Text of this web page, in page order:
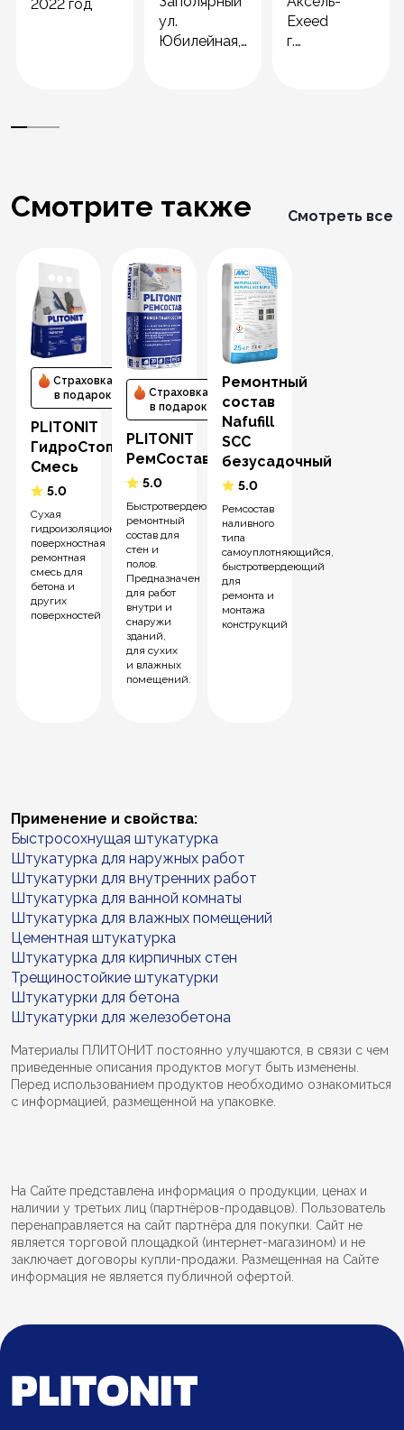
2022 год
ул.
Юбилейная,
Exeed
г.
Смотрите также Смотреть все
Страховка
в подарок
PLITONIT
ГидроСтоп
Смесь
5.0
Сухая
гидроизоляционная
поверхностная
ремонтная
смесь для
бетона и
других
поверхностей
Страховка
в подарок
PLITONIT
РемСостав
5.0
Быстротвердеющий
ремонтный
состав для
стен и
полов.
Предназначен
для работ
внутри и
снаружи
зданий,
для сухих
и влажных
помещений.
Ремонтный
состав
Nafufill
SCC
безусадочный
5.0
Ремсостав
наливного
типа
самоуплотняющийся,
быстротвердеющий
для
ремонта и
монтажа
конструкций
Применение и свойства:
Быстросохнущая штукатурка
Штукатурка для наружных работ
Штукатурки для внутренних работ
Штукатурка для ванной комнаты
Штукатурка для влажных помещений
Цементная штукатурка
Штукатурка для кирпичных стен
Трещиностойкие штукатурки
Штукатурки для бетона
Штукатурки для железобетона
Материалы ПЛИТОНИТ постоянно улучшаются, в связи с чем
приведенные описания продуктов могут быть изменены.
Перед использованием продуктов необходимо ознакомиться
с информацией, размещенной на упаковке.
На Сайте представлена информация о продукции, ценах и
наличии у третьих лиц (партнёров-продавцов). Пользователь
перенаправляется на сайт партнёра для покупки. Сайт не
является торговой площадкой (интернет-магазином) и не
заключает договоры купли-продажи. Размещенная на Сайте
информация не является публичной офертой.